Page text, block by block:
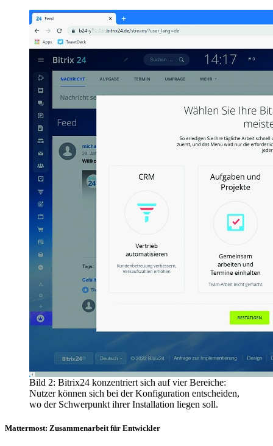
Bild 2: Bitrix24 konzentriert sich auf vier Bereiche:
Nutzer können sich bei der Konfiguration entscheiden,
wo der Schwerpunkt ihrer Installation liegen soll.
Mattermost: Zusammenarbeit für Entwickler